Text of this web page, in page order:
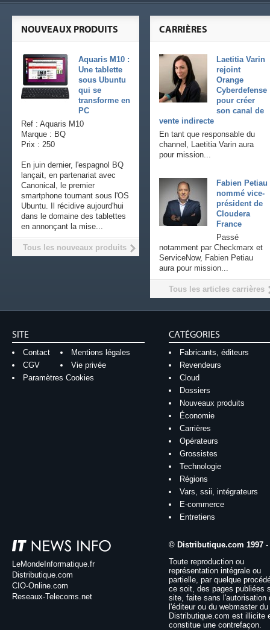
CARRIÈRES
Laetitia Varin
rejoint
Orange
Cyberdefense
pour créer
son canal de
vente indirecte
En tant que responsable du
channel, Laetitia Varin aura
pour mission...
Fabien Petiau
nommé vice-
président de
Cloudera
France
Passé
notamment par Checkmarx et
ServiceNow, Fabien Petiau
aura pour mission...
Tous les articles carrières
NOUVEAUX PRODUITS
Aquaris M10 :
Une tablette
sous Ubuntu
qui se
transforme en
PC
Ref : Aquaris M10
Marque : BQ
Prix : 250
En juin dernier, l'espagnol BQ
lançait, en partenariat avec
Canonical, le premier
smartphone tournant sous l'OS
Ubuntu. Il récidive aujourd'hui
dans le domaine des tablettes
en annonçant la mise...
Tous les nouveaux produits
SITE
Contact
Mentions légales
CGV
Vie privée
Paramètres Cookies
CATÉGORIES
Fabricants, éditeurs
Revendeurs
Cloud
Dossiers
Nouveaux produits
Économie
Carrières
Opérateurs
Grossistes
Technologie
Régions
Vars, ssii, intégrateurs
E-commerce
Entretiens
LeMondeInformatique.fr
Distributique.com
CIO-Online.com
Reseaux-Telecoms.net
© Distributique.com 1997 -
Toute reproduction ou
représentation intégrale ou
partielle, par quelque
ce soit, des pages publiées
site, faite sans l'autorisation
l'éditeur ou du webmaster
Distributique.com est illicite
constitue une contrefaçon.